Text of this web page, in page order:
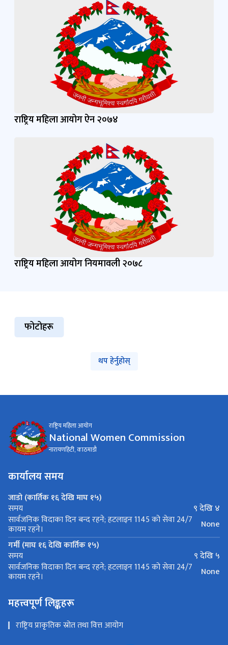
राष्ट्रिय महिला आयोग ऐन २०७४
राष्ट्रिय महिला आयोग नियमावली २०७८
फोटोहरू
थप हेर्नुहोस्
राष्ट्रिय महिला आयोग
National Women Commission
नारायणहिटी, काठमाडौ
कार्यालय समय
जाडो (कार्तिक १६ देखि माघ १५)
समय
९ देखि ४
सार्वजनिक विदाका दिन बन्द रहने; हटलाइन 1145 को सेवा 24/7
कायम रहने।
None
गर्मी (माघ १६ देखि कार्तिक १५)
समय
९ देखि ५
सार्वजनिक विदाका दिन बन्द रहने; हटलाइन 1145 को सेवा 24/7
कायम रहने। None
महत्त्वपूर्ण लिङ्कहरू
राष्ट्रिय प्राकृतिक स्रोत तथा वित्त आयोग